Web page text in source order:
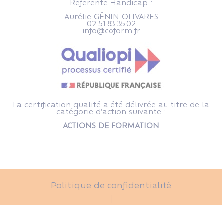
Référente Handicap :
Aurélie GÉNIN OLIVARES
02.51.83.35.02
info@coform.fr
La certification qualité a été délivrée au titre de la
catégorie d'action suivante :
ACTIONS DE FORMATION
Politique de confidentialité
|